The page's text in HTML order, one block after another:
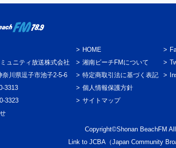
ュニティ放送株式会社
奈川県逗子市池子2-5-6
3313
3323
HOME
湘南ビーチFMについて
特定商取引法に基づく表記
個人情報保護方針
サイトマップ
Copyright©Shonan BeachFM
Link to JCBA（Japan Community